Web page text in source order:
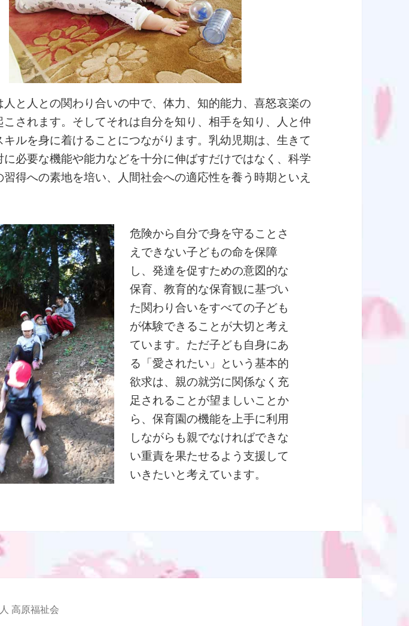
人と人との関わり合いの中で、体力、知的能力、喜怒哀楽の
こされます。そしてそれは自分を知り、相手を知り、人と仲
キルを身に着けることにつながります。乳幼児期は、生きて
に必要な機能や能力などを十分に伸ばすだけではなく、科学
得への素地を培い、人間社会への適応性を養う時期といえ
危険から自分で身を守ることさ
えできない子どもの命を保障
し、発達を促すための意図的な
保育、教育的な保育観に基づい
た関わり合いをすべての子ども
が体験できることが大切と考え
ています。ただ子ども自身にあ
る「愛されたい」という基本的
欲求は、親の就労に関係なく充
足されることが望ましいことか
ら、保育園の機能を上手に利用
しながらも親でなければできな
い重責を果たせるよう支援して
いきたいと考えています。
高原福祉会